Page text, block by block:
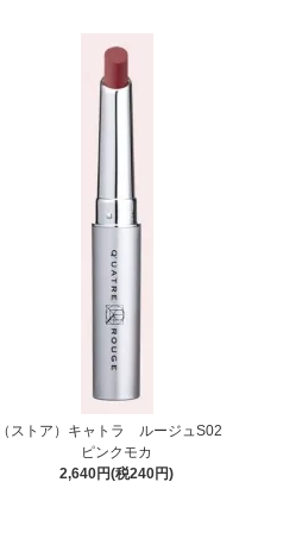
（ストア）キャトラ ルージュS02
ピンクモカ
2,640円(税240円)